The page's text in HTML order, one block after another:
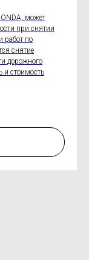
может
при снятии
работ по
снятие
дорожного
и стоимость